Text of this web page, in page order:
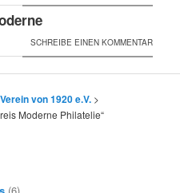
SCHREIBE EINEN KOMMENTAR
von 1920 e.V. >
Moderne Philatelie“